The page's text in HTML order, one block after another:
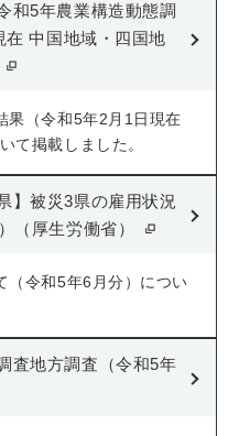
和5年農業構造動態調
在 中国地域・四国地
果（令和5年2月1日現在
て掲載しました。
】被災3県の雇用状況
（厚生労働省）
（令和5年6月分）につい
査地方調査（令和5年